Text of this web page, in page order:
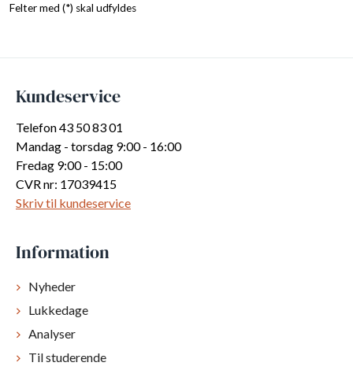
Felter med (*) skal udfyldes
Kundeservice
Telefon 43 50 83 01
Mandag - torsdag 9:00 - 16:00
Fredag 9:00 - 15:00
CVR nr: 17039415
Skriv til kundeservice
Information
Nyheder
Lukkedage
Analyser
Til studerende